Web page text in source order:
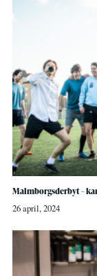
Malmborgsderbyt –
26 april, 2024